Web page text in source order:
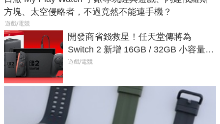
方塊、太空侵略者，不過竟然不能連手機？
遊戲/電競
開發商省錢救星！任天堂傳將為
Switch 2 新增 16GB / 32GB 小容量遊
戲卡的選擇
遊戲/電競